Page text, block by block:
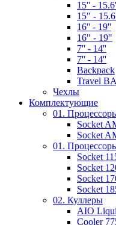
15'' -
15" -
16'' - 19''
16" - 19"
7'' - 14''
7'' - 14''
Backpack
Travel
Чехлы
Комплектующие
01.
Socket
Socket
01.
Socket
Socket
Socket
Socket
02. Куллеры
AIO
Cooler